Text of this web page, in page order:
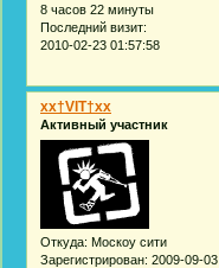
8 часов 22 минуты
Последний визит:
2010-02-23 01:57:58
xx†VIT†xx
Активный участник
Откуда: Москоу сити
Зарегистрирован: 2009-09-03